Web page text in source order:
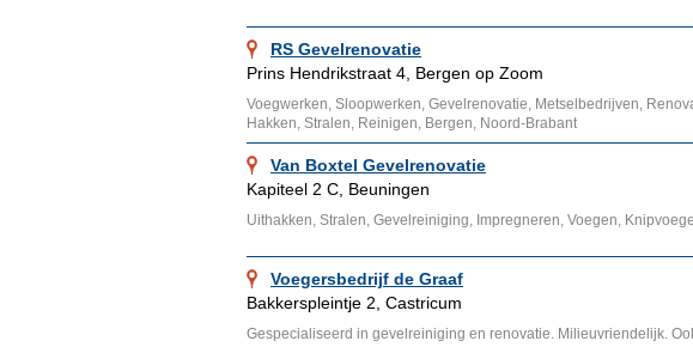
RS Gevelrenovatie
Prins Hendrikstraat 4, Bergen op Zoom
Voegwerken, Sloopwerken, Gevelrenovatie, Metselbedrijven,
Hakken, Stralen, Reinigen, Bergen, Noord-Brabant
Van Boxtel Gevelrenovatie
Kapiteel 2 C, Beuningen
Uithakken, Stralen, Gevelreiniging, Impregneren, Voegen,
Voegersbedrijf de Graaf
Bakkerspleintje 2, Castricum
Gespecialiseerd in gevelreiniging en renovatie. Milieuvriendelijk.